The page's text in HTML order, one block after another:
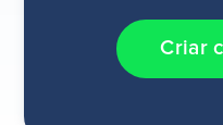
Criar